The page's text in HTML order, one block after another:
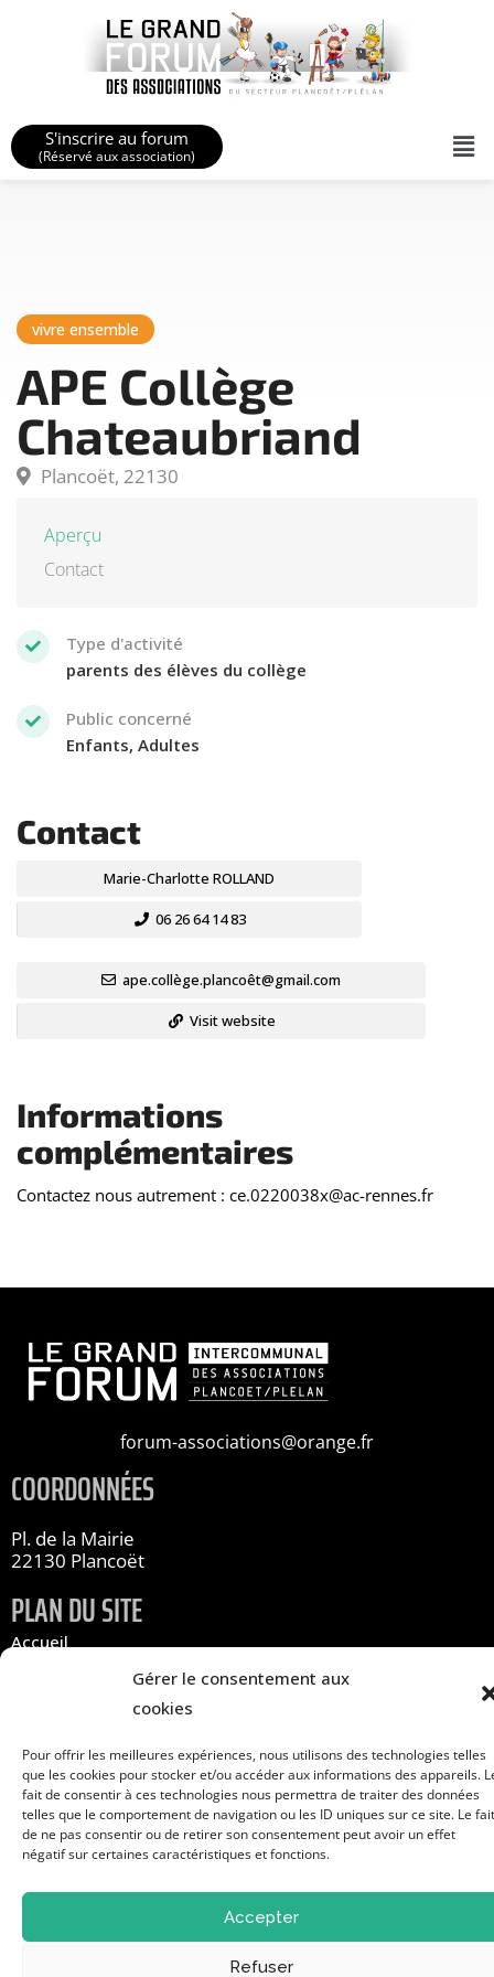
Gérer le consentement aux
cookies
Pour offrir les meilleures expériences, nous utilisons des technologies telles
que les cookies pour stocker et/ou accéder aux informations des appareils.
fait de consentir à ces technologies nous permettra de traiter des données
telles que le comportement de navigation ou les ID uniques sur ce site. Le fait
de ne pas consentir ou de retirer son consentement peut avoir un effet
négatif sur certaines caractéristiques et fonctions.
Accepter
Refuser
S'inscrire au forum
(Réservé aux association)
vivre ensemble
APE Collège
Chateaubriand
Plancoët, 22130
Aperçu
Contact
Type d'activité
parents des élèves du collège
Public concerné
Enfants, Adultes
Contact
Marie-Charlotte ROLLAND
06 26 64 14 83
ape.collège.plancoêt@gmail.com
Visit website
Informations
complémentaires
Contactez nous autrement : ce.0220038x@ac-rennes.fr
forum-associations@orange.fr
COORDONNÉES
Pl. de la Mairie
22130 Plancoët
PLAN DU SITE
Accueil
Les associations
À propos
Contact
S'inscrire au forum
Site réalisé par www.cocktail-graphic.com